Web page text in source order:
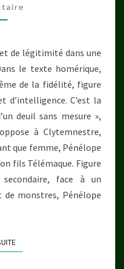
de légitimité dans une
le texte homérique,
de la fidélité, figure
d’intelligence. C’est la
deuil sans mesure »,
à Clytemnestre,
que femme, Pénélope
fils Télémaque. Figure
secondaire, face à un
de monstres, Pénélope
LIRE LA SUITE